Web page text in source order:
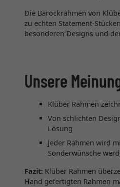
Die Barockrahmen von
zu echten Statement-
besonderen Designs und
Unsere
Klüber Rahmen
Von schlichten
Lösung
Jeder Rahmen wird
Sonderwünsche
Fazit: Klüber Rahmen
Hand gefertigten Rahmen